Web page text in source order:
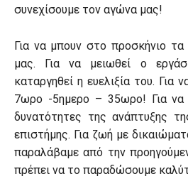
συνεχίσουμε τον αγώνα μας!
Για να μπουν στο προσκήνιο
μας. Για να μειωθεί ο
καταργηθεί η ευελιξία του. Για
7ωρο -5ημερο – 35ωρο! Για να
δυνατότητες της ανάπτυξης
επιστήμης. Για ζωή με
παραλάβαμε από την
πρέπει να το παραδώσουμε